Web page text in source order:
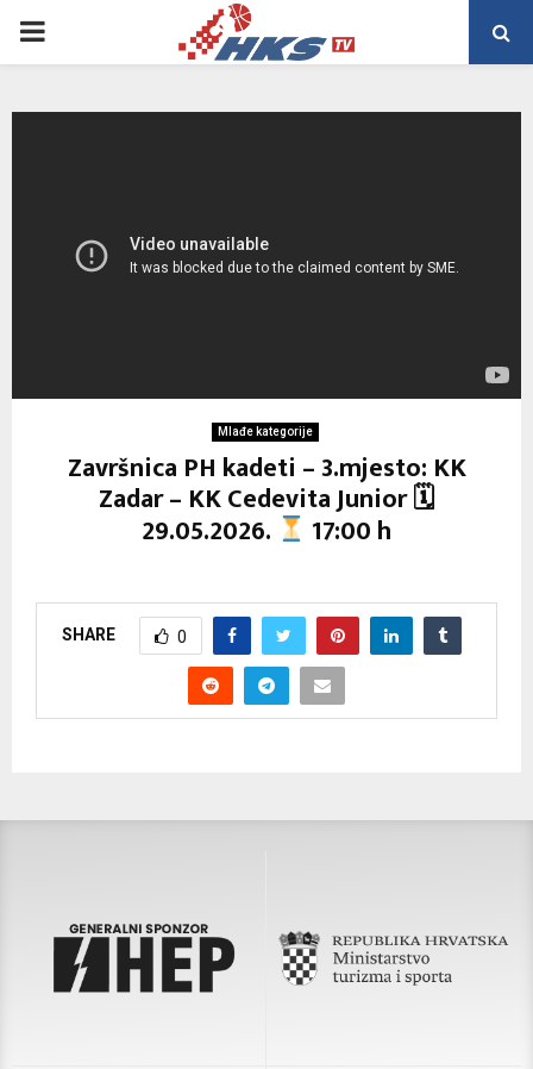
PRIMARY
Mlađe kategorije
Završnica PH kadeti – 3.mjesto: KK
Zadar – KK Cedevita Junior 🗓
29.05.2026. 17:00 h
SHARE 0